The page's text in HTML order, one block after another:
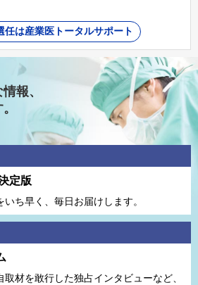
任は産業医トータルサポート
報、
定版
ち早く、毎日お届けします。
材を敢⾏した独占インタビューなど、